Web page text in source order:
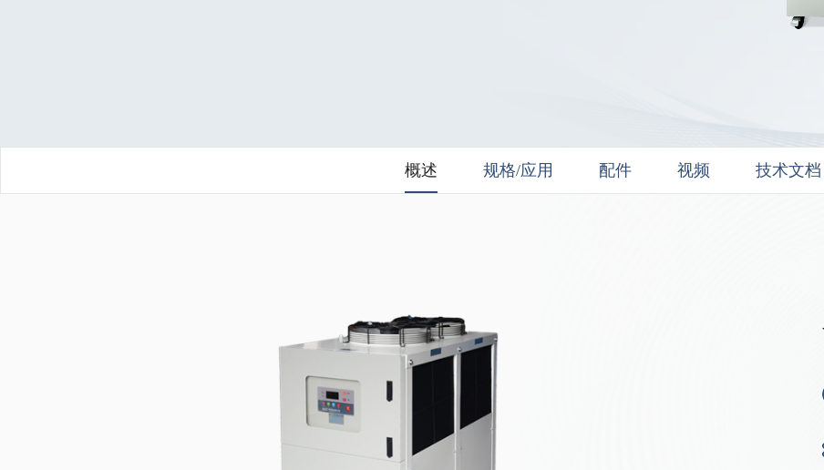
概述 规格/应用 配件 视频 技术文档